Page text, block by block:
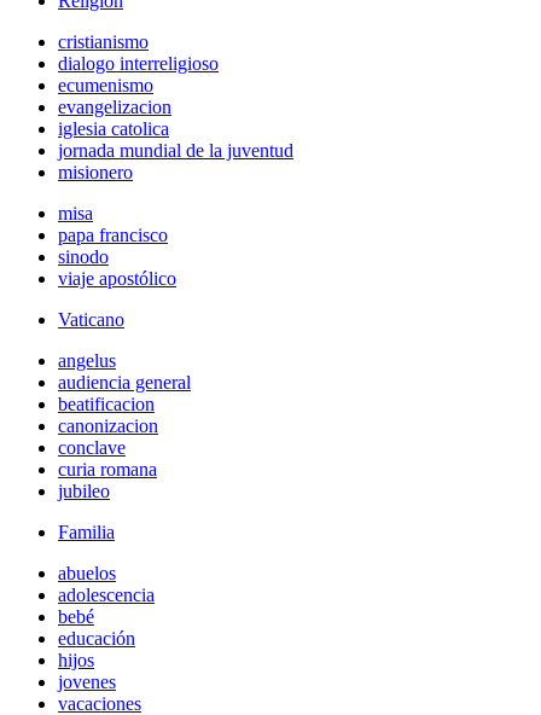
cristianismo
dialogo interreligioso
ecumenismo
evangelizacion
iglesia catolica
jornada mundial de la juventud
misionero
misa
papa francisco
sinodo
viaje apostólico
Vaticano
angelus
audiencia general
beatificacion
canonizacion
conclave
curia romana
jubileo
Familia
abuelos
adolescencia
bebé
educación
hijos
jovenes
vacaciones